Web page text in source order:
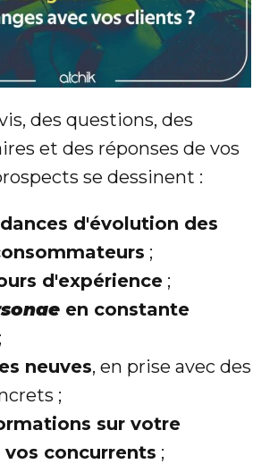
des questions, des
et des réponses de vos
se dessinent :
d'évolution des
;
d'expérience ;
en constante
;
neuves, en prise avec des
;
sur votre
concurrents ;